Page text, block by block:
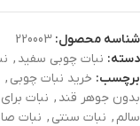
شناسه محصول: 220003
دسته: نبات چوبی سفید ,
برچسب: خرید نبات چوبی ,
بدون جوهر قند , نبات
سالم , نبات سنتی , نبات